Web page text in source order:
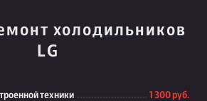
холодильников
LG
техники 1 300 руб.